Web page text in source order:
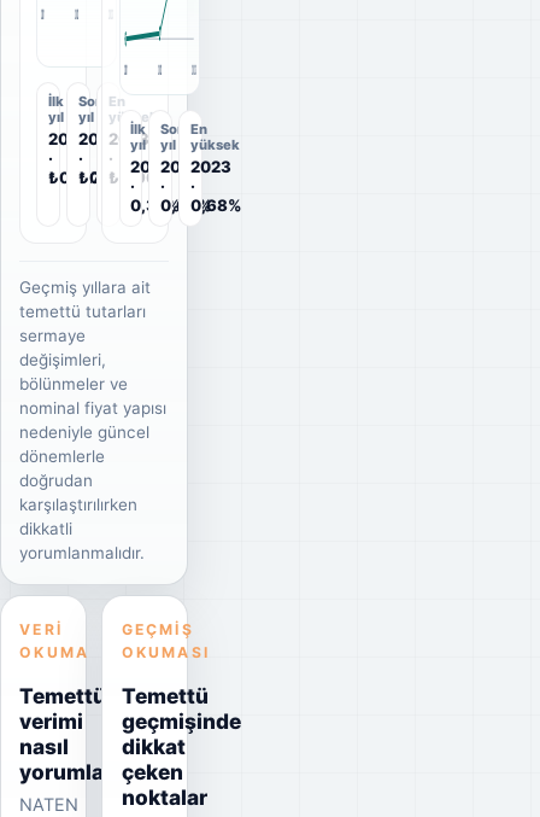
2021 2022
İlk
yıl
2021
·
₺0,1275
Son
yıl
2023
·
₺0,90
En
yüksek
2023
·
₺0,90
2021 2022 2023
İlk
yıl
2021
·
0,37%
Son
yıl
2023
·
0,68%
En
yüksek
2023
·
0,68%
Geçmiş yıllara ait
temettü tutarları
sermaye
değişimleri,
bölünmeler ve
nominal fiyat yapısı
nedeniyle güncel
dönemlerle
doğrudan
karşılaştırılırken
dikkatli
yorumlanmalıdır.
VERI
OKUMA
Temettü
verimi
nasıl
yorumlanmalı?
NATEN
GEÇMIŞ
OKUMASI
Temettü
geçmişinde
dikkat
çeken
noktalar